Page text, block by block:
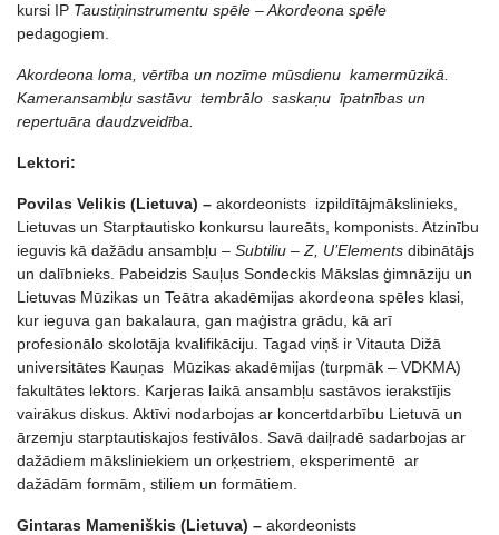
kursi IP Taustiņinstrumentu spēle – Akordeona spēle
pedagogiem.
Akordeona loma, vērtība un nozīme mūsdienu kamermūzikā.
Kameransambļu sastāvu tembrālo saskaņu īpatnības un
repertuāra daudzveidība.
Lektori:
Povilas Velikis (Lietuva) – akordeonists izpildītājmākslinieks,
Lietuvas un Starptautisko konkursu laureāts, komponists. Atzinību
ieguvis kā dažādu ansambļu – Subtiliu – Z, U’Elements dibinātājs
un dalībnieks. Pabeidzis Sauļus Sondeckis Mākslas ģimnāziju un
Lietuvas Mūzikas un Teātra akadēmijas akordeona spēles klasi,
kur ieguva gan bakalaura, gan maģistra grādu, kā arī
profesionālo skolotāja kvalifikāciju. Tagad viņš ir Vitauta Dižā
universitātes Kauņas Mūzikas akadēmijas (turpmāk – VDKMA)
fakultātes lektors. Karjeras laikā ansambļu sastāvos ierakstījis
vairākus diskus. Aktīvi nodarbojas ar koncertdarbību Lietuvā un
ārzemju starptautiskajos festivālos. Savā daiļradē sadarbojas ar
dažādiem māksliniekiem un orķestriem, eksperimentē ar
dažādām formām, stiliem un formātiem.
Gintaras Mameniškis (Lietuva) – akordeonists